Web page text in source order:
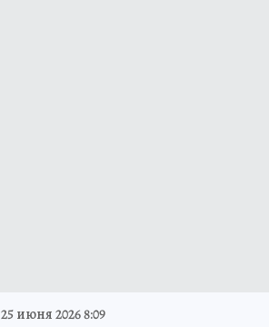
25 июня 2026 8:09